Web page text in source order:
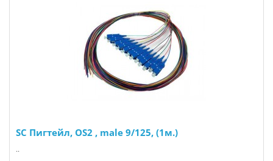
SC Пигтейл, OS2 , male 9/125, (1м.)
..